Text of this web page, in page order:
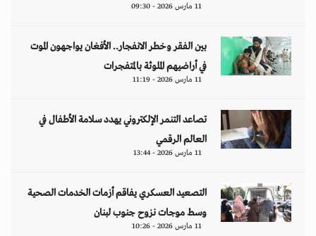
11 مارس 2026 - 09:30
بين الفقر وخطر الانفجار.. الأفغان يواجهون الموت
في أراضيهم الملوثة بالمتفجرات
11 مارس 2026 - 11:19
تصاعد التنمر الإلكتروني يهدد سلامة الأطفال في
العالم الرقمي
11 مارس 2026 - 13:44
التصعيد العسكري يفاقم أزمات الخدمات الصحية
وسط موجات نزوح جنوب لبنان
11 مارس 2026 - 10:26